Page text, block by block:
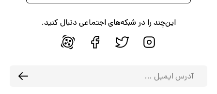
این‌چند را در شبکه‌های اجتماعی دنبال کنید.